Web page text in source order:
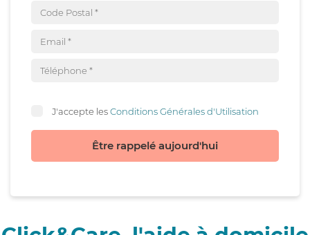
J'accepte lesConditions Générales d'Utilisation
Être rappelé aujourd'hui